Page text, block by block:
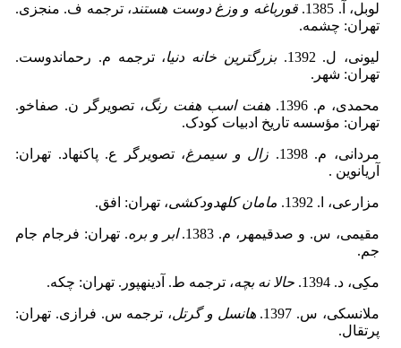
لوبل، آ. 1385. قورباغه و وزغ دوست هستند، ترجمه ف. منجزی.
تهران: چشمه.
لیونی، ل. 1392. بزرگترین خانه دنیا، ترجمه م. رحماندوست.
تهران: شهر.
محمدی، م. 1396. هفت اسب هفت رنگ، تصویرگر ن. صفاخو.
تهران: مؤسسه تاریخ ادبیات کودک.
مردانی، م. 1398. زال و سیمرغ، تصویرگر ع. پاک­نهاد. تهران:
آریانوین .
مزارعی، ا. 1392. مامان کله­دودکشی، تهران: افق.
مقیمی، س. و صدقی­مهر، م. 1383. ابر و بره. تهران: فرجام جام
جم.
مکِی، د. 1394. حالا نه بچه، ترجمه ط. آدینه­پور. تهران: چکه.
ملانسکی، س. 1397. هانسل و گرتل، ترجمه س. فرازی. تهران:
پرتقال.